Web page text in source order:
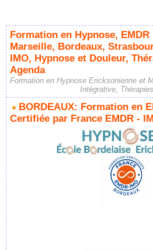
Formation en Hypnose,
Marseille, Bordeaux,
IMO, Hypnose et Douleur,
Agenda
Formation en Hypnose Ericksonienne et
Intégrative,
BORDEAUX: Formation en
Certifiée par France EMDR -